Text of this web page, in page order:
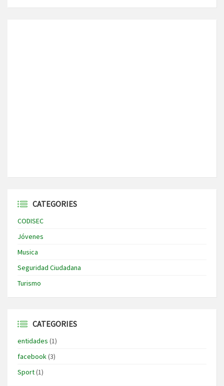
CATEGORIES
CODISEC
Jóvenes
Musica
Seguridad Ciudadana
Turismo
CATEGORIES
entidades (1)
facebook(3)
Sport(1)